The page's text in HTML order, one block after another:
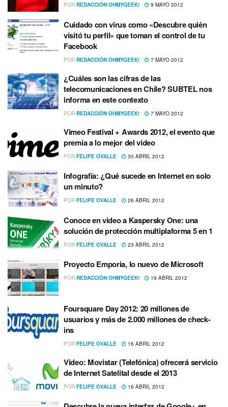
POR REDACCIÓN OHMYGEEK! 9 MAYO 2012
Cuidado con virus como «Descubre quién
visitó tu perfil» que toman el control de tu
Facebook
POR REDACCIÓN OHMYGEEK! 7 MAYO 2012
¿Cuáles son las cifras de las
telecomunicaciones en Chile? SUBTEL nos
informa en este contexto
POR REDACCIÓN OHMYGEEK! 7 MAYO 2012
Vimeo Festival + Awards 2012, el evento que
premia a lo mejor del video
POR FELIPE OVALLE 30 ABRIL 2012
Infografí­a: ¿Qué sucede en Internet en solo
un minuto?
POR FELIPE OVALLE 26 ABRIL 2012
Conoce en video a Kaspersky One: una
solución de protección multiplaforma 5 en 1
POR FELIPE OVALLE 23 ABRIL 2012
Proyecto Emporia, lo nuevo de Microsoft
POR REDACCIÓN OHMYGEEK! 19 ABRIL 2012
Foursquare Day 2012: 20 millones de
usuarios y más de 2.000 millones de check-
ins
POR FELIPE OVALLE 16 ABRIL 2012
Video: Movistar (Telefónica) ofrecerá servicio
de Internet Satelital desde el 2013
POR FELIPE OVALLE 16 ABRIL 2012